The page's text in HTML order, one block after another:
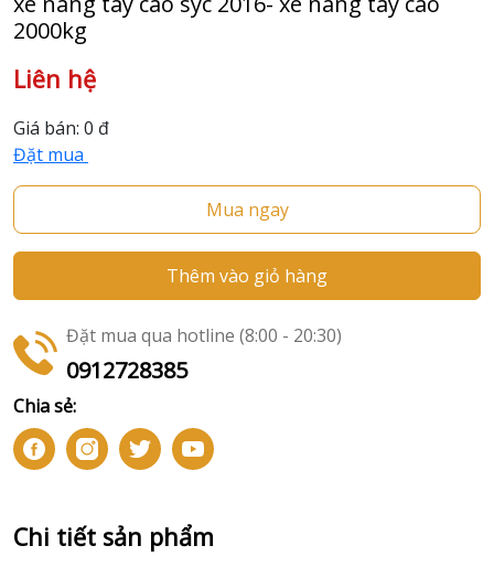
2000kg
Liên hệ
Giá bán: 0 đ
Đặt mua
Mua ngay
Thêm vào giỏ hàng
Đặt mua qua hotline (8:00 - 20:30)
0912728385
Chia sẻ:
Chi tiết sản phẩm